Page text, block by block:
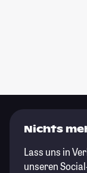
Nichts
Lass uns in
unseren